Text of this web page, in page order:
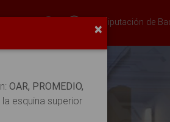
AccesibilidadDiputación de
×
OAR, PROMEDIO,
la esquina superior